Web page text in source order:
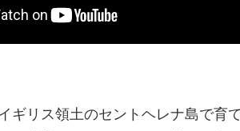
ギリス領土のセントヘレナ島で育